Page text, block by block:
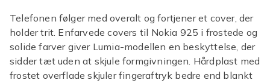
Telefonen følger med overalt og fortjener et cover, der
holder trit. Enfarvede covers til Nokia 925 i frostede og
solide farver giver Lumia-modellen en beskyttelse, der
sidder tæt uden at skjule formgivningen. Hårdplast med
frostet overflade skjuler fingeraftryk bedre end blankt